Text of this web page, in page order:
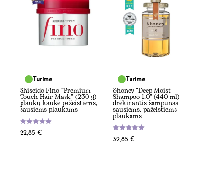
Turime
Shiseido Fino “Premium
Touch Hair Mask” (230 g)
plaukų kaukė pažeistiems,
sausiems plaukams
Įvertinimas:
5.00
22,85€
Turime
&honey “Deep Moist
Shampoo 1.0” (440 ml)
drėkinantis šampūnas
sausiems, pažeistiems
plaukams
Įvertinimas:
5.00
32,85€